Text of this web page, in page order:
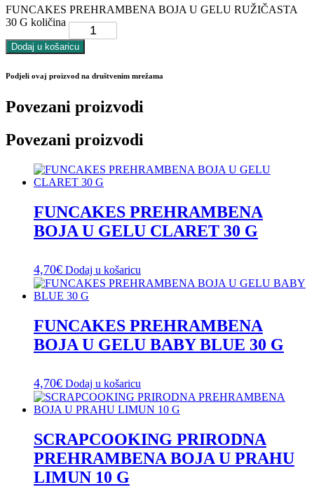
FUNCAKES PREHRAMBENA BOJA U GELU RUŽIČASTA
30 G količina
Dodaj u košaricu
Podjeli ovaj proizvod na društvenim mrežama
Povezani proizvodi
Povezani proizvodi
FUNCAKES PREHRAMBENA
BOJA U GELU CLARET 30 G
4,70€ Dodaj u košaricu
FUNCAKES PREHRAMBENA
BOJA U GELU BABY BLUE 30 G
4,70€ Dodaj u košaricu
SCRAPCOOKING PRIRODNA
PREHRAMBENA BOJA U PRAHU
LIMUN 10 G